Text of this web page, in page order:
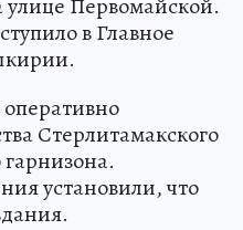
в Главное
Стерлитамакского
установили, что